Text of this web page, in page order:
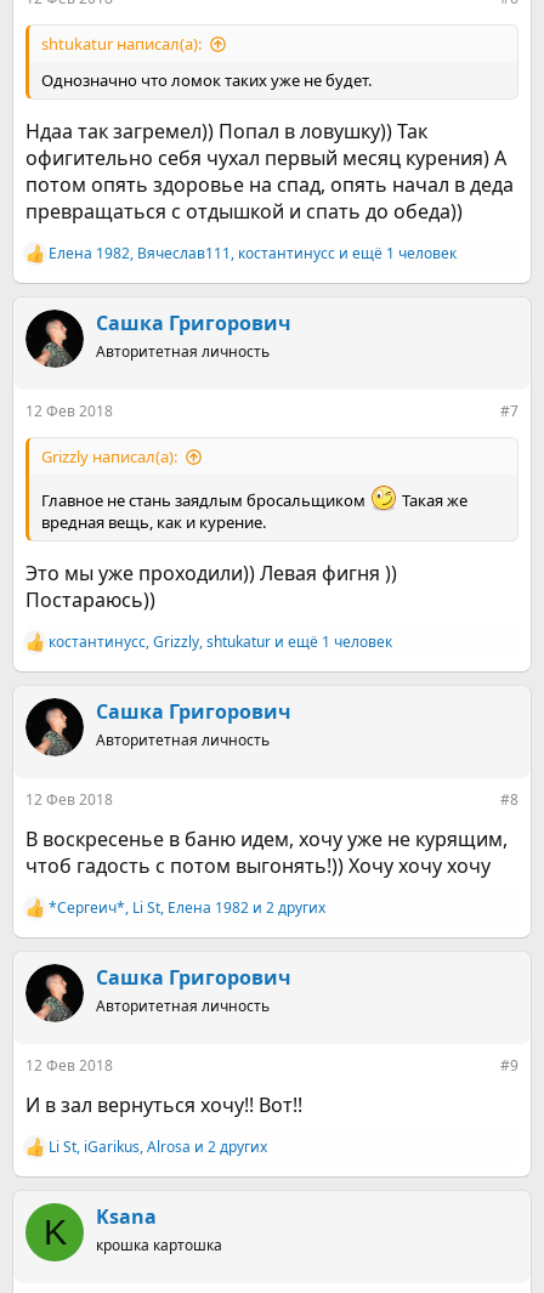
shtukatur написал(а):
Однозначно что ломок таких уже не будет.
Ндаа так загремел)) Попал в ловушку)) Так
офигительно себя чухал первый месяц курения) А
потом опять здоровье на спад, опять начал в деда
превращаться с отдышкой и спать до обеда))
Р
е
к
ц
и
Елена 1982, Вячеслав111, костантинусс и ещё 1 человек
Сашка Григорович
Авторитетная личность
12 Фев 2018 #7
Grizzly написал(а):
Главное не стань заядлым бросальщиком
Такая же
вредная вещь, как и курение.
Это мы уже проходили)) Левая фигня ))
Постараюсь))
Р
е
к
ц
и
костантинусс,Grizzly,shtukatur и ещё 1 человек
Сашка Григорович
Авторитетная личность
12 Фев 2018 #8
В воскресенье в баню идем, хочу уже не курящим,
чтоб гадость с потом выгонять!)) Хочу хочу хочу
Р
е
к
ц
и
*Сергеич*, Li St, Елена 1982 и 2 других
Сашка Григорович
Авторитетная личность
12 Фев 2018 #9
И в зал вернуться хочу!! Вот!!
Р
е
к
ц
и
Li St, iGarikus,Alrosa и 2 других
K Ksana
крошка картошка